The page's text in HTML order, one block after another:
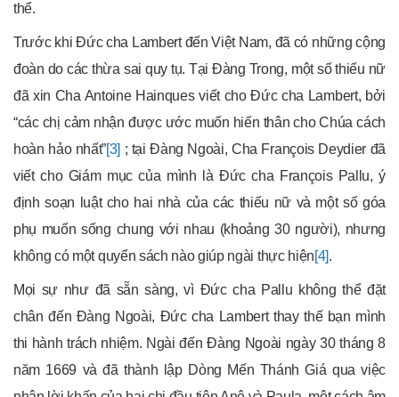
thể.
Trước khi Đức cha Lambert đến Việt Nam, đã có những cộng
đoàn do các thừa sai quy tụ. Tại Đàng Trong, một số thiếu nữ
đã xin Cha Antoine Hainques viết cho Đức cha Lambert, bởi
“các chị cảm nhận được ước muốn hiến thân cho Chúa cách
hoàn hảo nhất”[3] ; tại Đàng Ngoài, Cha François Deydier đã
viết cho Giám mục của mình là Đức cha François Pallu, ý
định soạn luật cho hai nhà của các thiếu nữ và một số góa
phụ muốn sống chung với nhau (khoảng 30 người), nhưng
không có một quyển sách nào giúp ngài thực hiện[4].
Mọi sự như đã sẵn sàng, vì Đức cha Pallu không thể đặt
chân đến Đàng Ngoài, Đức cha Lambert thay thế bạn mình
thi hành trách nhiệm. Ngài đến Đàng Ngoài ngày 30 tháng 8
năm 1669 và đã thành lập Dòng Mến Thánh Giá qua việc